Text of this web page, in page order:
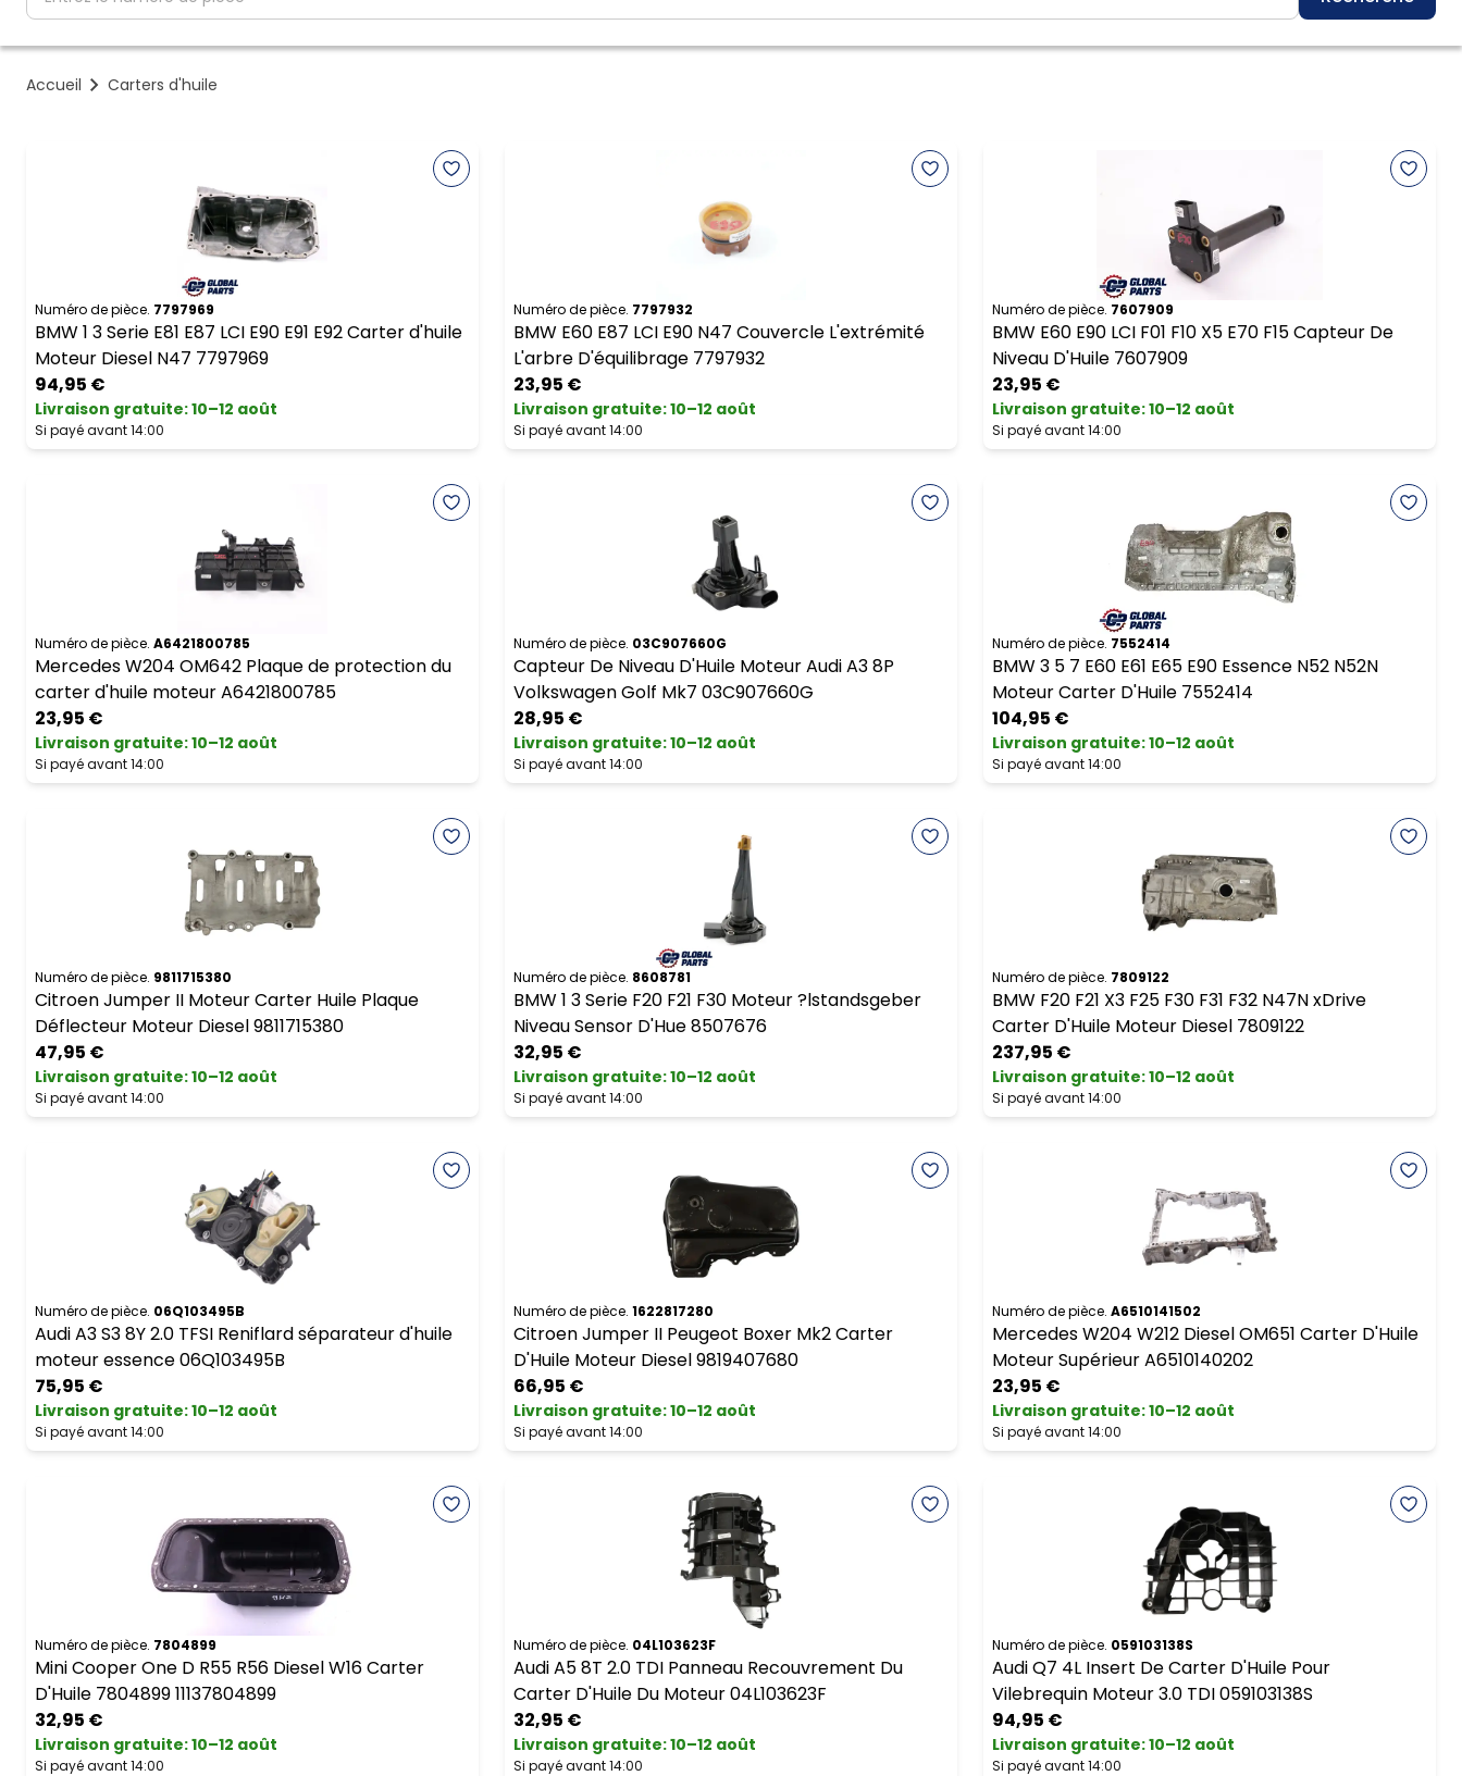
Accueil Carters d'huile
Numéro de pièce. 7797969
BMW 1 3 Serie E81 E87 LCI E90 E91 E92 Carter d'huile
Moteur Diesel N47 7797969
94,95 €
Livraison gratuite:10–12 août
Si payé avant 14:00
Numéro de pièce. 7797932
BMW E60 E87 LCI E90 N47 Couvercle L'extrémité
L'arbre D'équilibrage 7797932
23,95 €
Livraison gratuite:10–12 août
Si payé avant 14:00
Numéro de pièce. 7607909
BMW E60 E90 LCI F01 F10 X5 E70 F15 Capteur De
Niveau D'Huile 7607909
23,95 €
Livraison gratuite:10–12 août
Si payé avant 14:00
Numéro de pièce. A6421800785
Mercedes W204 OM642 Plaque de protection du
carter d'huile moteur A6421800785
23,95 €
Livraison gratuite:10–12 août
Si payé avant 14:00
Numéro de pièce. 03C907660G
Capteur De Niveau D'Huile Moteur Audi A3 8P
Volkswagen Golf Mk7 03C907660G
28,95 €
Livraison gratuite:10–12 août
Si payé avant 14:00
Numéro de pièce. 7552414
BMW 3 5 7 E60 E61 E65 E90 Essence N52 N52N
Moteur Carter D'Huile 7552414
104,95 €
Livraison gratuite:10–12 août
Si payé avant 14:00
Numéro de pièce. 9811715380
Citroen Jumper II Moteur Carter Huile Plaque
Déflecteur Moteur Diesel 9811715380
47,95 €
Livraison gratuite:10–12 août
Si payé avant 14:00
Numéro de pièce. 8608781
BMW 1 3 Serie F20 F21 F30 Moteur ?lstandsgeber
Niveau Sensor D'Hue 8507676
32,95 €
Livraison gratuite:10–12 août
Si payé avant 14:00
Numéro de pièce. 7809122
BMW F20 F21 X3 F25 F30 F31 F32 N47N xDrive
Carter D'Huile Moteur Diesel 7809122
237,95 €
Livraison gratuite:10–12 août
Si payé avant 14:00
Numéro de pièce. 06Q103495B
Audi A3 S3 8Y 2.0 TFSI Reniflard séparateur d'huile
moteur essence 06Q103495B
75,95 €
Livraison gratuite:10–12 août
Si payé avant 14:00
Numéro de pièce. 1622817280
Citroen Jumper II Peugeot Boxer Mk2 Carter
D'Huile Moteur Diesel 9819407680
66,95 €
Livraison gratuite:10–12 août
Si payé avant 14:00
Numéro de pièce. A6510141502
Mercedes W204 W212 Diesel OM651 Carter D'Huile
Moteur Supérieur A6510140202
23,95 €
Livraison gratuite:10–12 août
Si payé avant 14:00
Numéro de pièce. 7804899
Mini Cooper One D R55 R56 Diesel W16 Carter
D'Huile 7804899 11137804899
32,95 €
Livraison gratuite:10–12 août
Si payé avant 14:00
Numéro de pièce. 04L103623F
Audi A5 8T 2.0 TDI Panneau Recouvrement Du
Carter D'Huile Du Moteur 04L103623F
32,95 €
Livraison gratuite:10–12 août
Si payé avant 14:00
Numéro de pièce. 059103138S
Audi Q7 4L Insert De Carter D'Huile Pour
Vilebrequin Moteur 3.0 TDI 059103138S
94,95 €
Livraison gratuite:10–12 août
Si payé avant 14:00